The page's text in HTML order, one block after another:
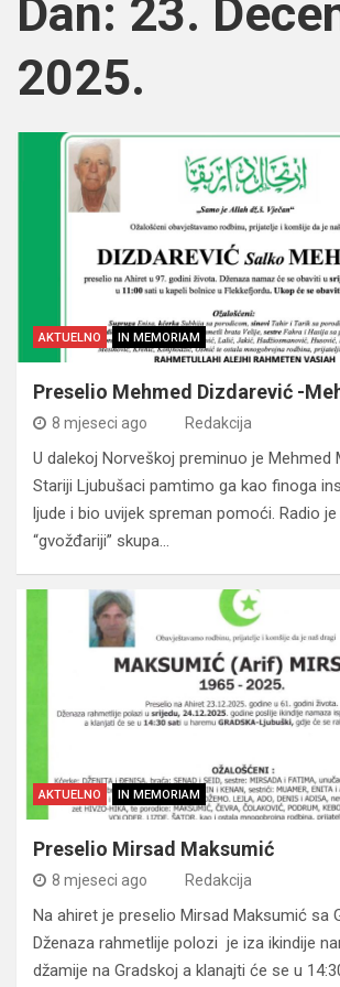
Dan: 23.
2025.
AKTUELNO IN MEMORIAM
Preselio Mehmed Dizdarević -
8 mjeseci ago Redakcija
U dalekoj Norveškoj preminuo je Mehmed
Stariji Ljubušaci pamtimo ga kao finoga
ljude i bio uvijek spreman pomoći. Radio
“gvožđariji” skupa…
AKTUELNO IN MEMORIAM
Preselio Mirsad Maksumić
8 mjeseci ago Redakcija
Na ahiret je preselio Mirsad Maksumić sa
Dženaza rahmetlije polozi je iza ikindije
džamije na Gradskoj a klanajti će se u